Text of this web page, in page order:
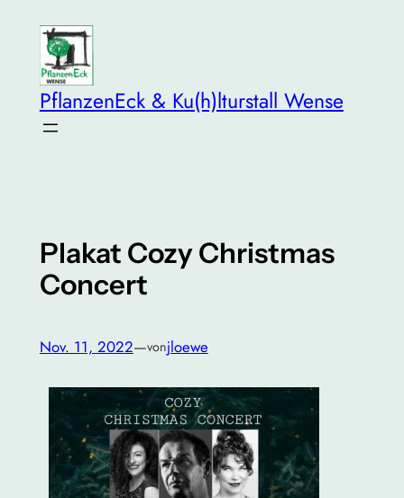
springen
PflanzenEck & Ku(h)lturstall Wense
Plakat Cozy Christmas
Concert
Nov. 11, 2022—vonjloewe